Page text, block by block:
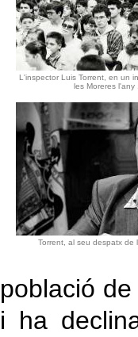
L'inspector Luis Torrent, en un
les Moreres l'any
Torrent, al seu despatx de
població
i ha